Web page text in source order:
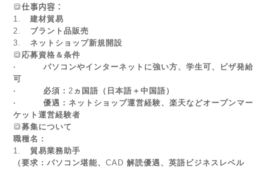
🔳仕事内容：
1. 建材貿易
2. ブラント品販売
3. ネットショップ新規開設
🔳 応募資格＆条件
·
パソコンやインターネットに強い方、学生可、ビザ発給
可
·
必須： 2 ヵ国語（日本語＋中国語）
·
優遇：ネットショップ運営経験、楽天などオープンマー
ケット運営経験者
🔳募集について
職種名：
1. 貿易業務助手
（要求：パソコン堪能、 CAD 解読優遇、英語ビジネスレベル